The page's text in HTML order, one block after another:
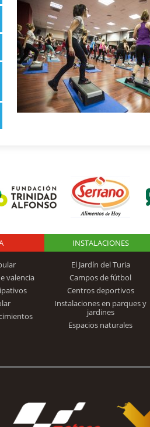
Fundación
Alfonso
valencia
INSTALACIONES
El Jardín del Turia
Campos de fútbol
Centros deportivos
Instalaciones en parques y
jardines
Espacios naturales